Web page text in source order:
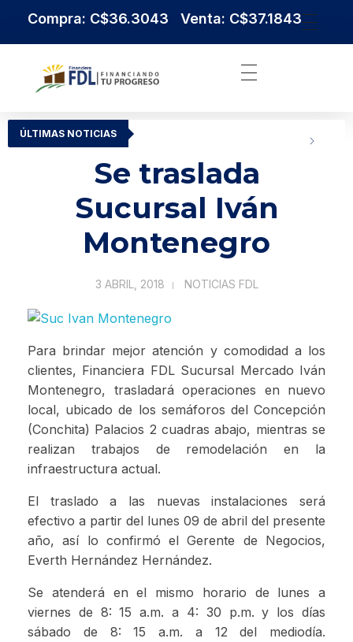
Compra: C$36.3043 Venta: C$37.1843
ÚLTIMAS NOTICIAS
Se traslada
Sucursal Iván
Montenegro
3 ABRIL, 2018 NOTICIAS FDL
Para brindar mejor atención y comodidad a los
clientes, Financiera FDL Sucursal Mercado Iván
Montenegro, trasladará operaciones en nuevo
local, ubicado de los semáforos del Concepción
(Conchita) Palacios 2 cuadras abajo, mientras se
realizan trabajos de remodelación en la
infraestructura actual.
El traslado a las nuevas instalaciones será
efectivo a partir del lunes 09 de abril del presente
año, así lo confirmó el Gerente de Negocios,
Everth Hernández Hernández.
Se atenderá en el mismo horario de lunes a
viernes de 8: 15 a.m. a 4: 30 p.m. y los días
sábado de 8: 15 a.m. a 12 del mediodía.